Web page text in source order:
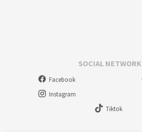
SOCIAL NETWORK
Facebook
Instagram
Tiktok